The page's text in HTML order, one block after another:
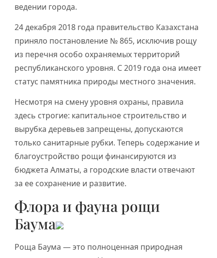
ведении города.
24 декабря 2018 года правительство Казахстана
приняло постановление № 865, исключив рощу
из перечня особо охраняемых территорий
республиканского уровня. С 2019 года она имеет
статус памятника природы местного значения.
Несмотря на смену уровня охраны, правила
здесь строгие: капитальное строительство и
вырубка деревьев запрещены, допускаются
только санитарные рубки. Теперь содержание и
благоустройство рощи финансируются из
бюджета Алматы, а городские власти отвечают
за ее сохранение и развитие.
Флора и фауна рощи
Баума
Роща Баума — это полноценная природная